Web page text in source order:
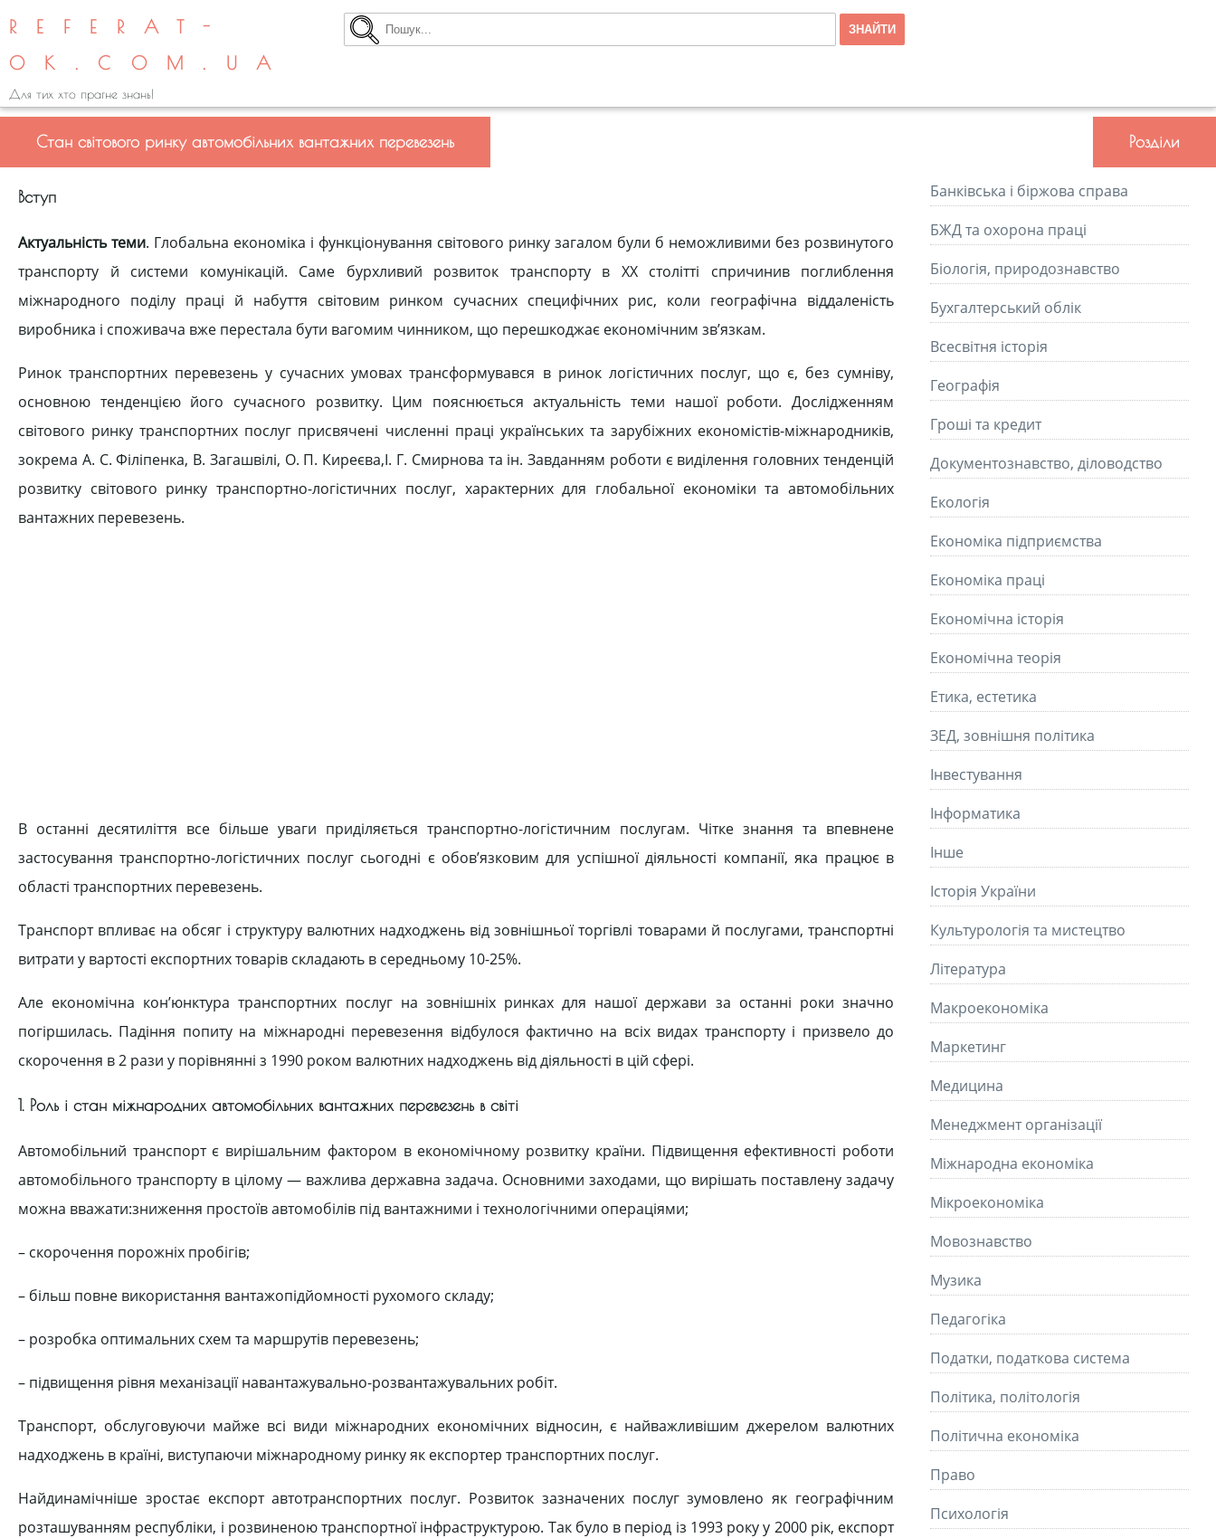
REFERAT-
OK.COM.UA
Для тих хто прагне знань!
Стан світового ринку автомобільних вантажних перевезень
Вступ
Актуальність теми. Глобальна економіка і функціонування світового ринку загалом були б неможливими без розвинутого
транспорту й системи комунікацій. Саме бурхливий розвиток транспорту в ХХ столітті спричинив поглиблення
міжнародного поділу праці й набуття світовим ринком сучасних специфічних рис, коли географічна віддаленість
виробника і споживача вже перестала бути вагомим чинником, що перешкоджає економічним зв’язкам.
Ринок транспортних перевезень у сучасних умовах трансформувався в ринок логістичних послуг, що є, без сумніву,
основною тенденцією його сучасного розвитку. Цим пояснюється актуальність теми нашої роботи. Дослідженням
світового ринку транспортних послуг присвячені численні праці українських та зарубіжних економістів-міжнародників,
зокрема А. С. Філіпенка, В. Загашвілі, О. П. Киреєва,І. Г. Смирнова та ін. Завданням роботи є виділення головних тенденцій
розвитку світового ринку транспортно-логістичних послуг, характерних для глобальної економіки та автомобільних
вантажних перевезень.
В останні десятиліття все більше уваги приділяється транспортно-логістичним послугам. Чітке знання та впевнене
застосування транспортно-логістичних послуг сьогодні є обов’язковим для успішної діяльності компанії, яка працює в
області транспортних перевезень.
Транспорт впливає на обсяг і структуру валютних надходжень від зовнішньої торгівлі товарами й послугами, транспортні
витрати у вартості експортних товарів складають в середньому 10-25%.
Але економічна кон’юнктура транспортних послуг на зовнішніх ринках для нашої держави за останні роки значно
погіршилась. Падіння попиту на міжнародні перевезення відбулося фактично на всіх видах транспорту і призвело до
скорочення в 2 рази у порівнянні з 1990 роком валютних надходжень від діяльності в цій сфері.
1. Роль і стан міжнародних автомобільних вантажних перевезень в світі
Автомобільний транспорт є вирішальним фактором в економічному розвитку країни. Підвищення ефективності роботи
автомобільного транспорту в цілому — важлива державна задача. Основними заходами, що вирішать поставлену задачу
можна вважати:зниження простоїв автомобілів під вантажними і технологічними операціями;
– скорочення порожніх пробігів;
– більш повне використання вантажопідйомності рухомого складу;
– розробка оптимальних схем та маршрутів перевезень;
– підвищення рівня механізації навантажувально-розвантажувальних робіт.
Транспорт, обслуговуючи майже всі види міжнародних економічних відносин, є найважливішим джерелом валютних
надходжень в країні, виступаючи міжнародному ринку як експортер транспортних послуг.
Найдинамічніше зростає експорт автотранспортних послуг. Розвиток зазначених послуг зумовлено як географічним
розташуванням республіки, і розвиненою транспортної інфраструктурою. Так було в період із 1993 року у 2000 рік, експорт
Розділи
Банківська і біржова справа
БЖД та охорона праці
Біологія, природознавство
Бухгалтерський облік
Всесвітня історія
Географія
Гроші та кредит
Документознавство, діловодство
Екологія
Економіка підприємства
Економіка праці
Економічна історія
Економічна теорія
Етика, естетика
ЗЕД, зовнішня політика
Інвестування
Інформатика
Інше
Історія України
Культурологія та мистецтво
Літературa
Макроекономіка
Маркетинг
Медицина
Менеджмент організації
Міжнародна економіка
Мікроекономіка
Мовознавство
Музика
Педагогіка
Податки, податкова система
Політика, політологія
Політична економіка
Право
Психологія